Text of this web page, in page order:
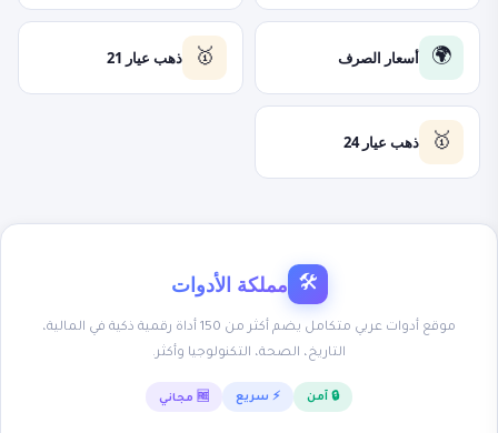
🌍 أسعار الصرف 🥇 ذهب عيار 21
🥇 ذهب عيار 24
🛠 مملكة الأدوات
موقع أدوات عربي متكامل يضم أكثر من 150 أداة رقمية ذكية في المالية،
التاريخ، الصحة، التكنولوجيا وأكثر.
🔒 آمن ⚡ سريع 🆓 مجاني